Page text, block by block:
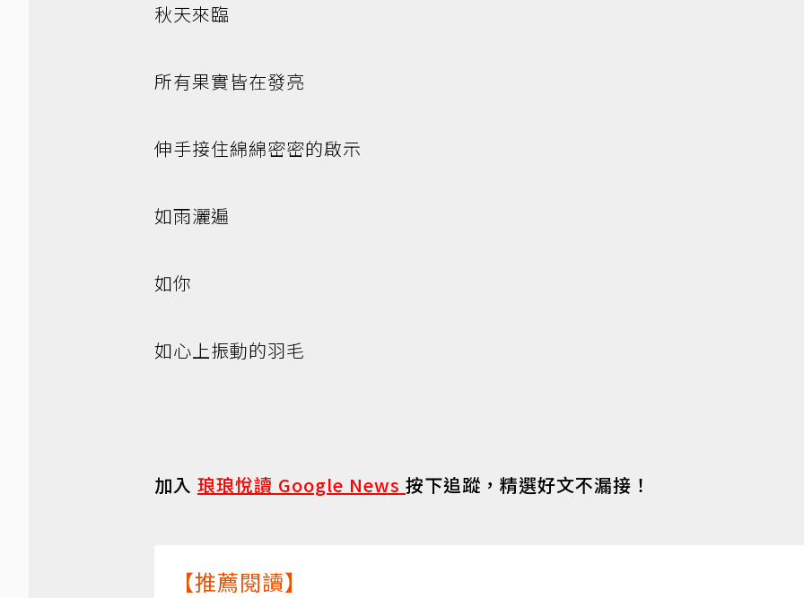
秋天來臨
所有果實皆在發亮
伸手接住綿綿密密的啟示
如雨灑遍
如你
如心上振動的羽毛
加入 琅琅悅讀 Google News 按下追蹤，精選好文不漏接！
【推薦閱讀】